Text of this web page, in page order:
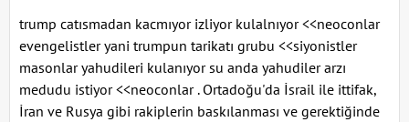
trump catısmadan kacmıyor izliyor kulalnıyor <<neoconlar
evengelistler yani trumpun tarikatı grubu <<siyonistler
masonlar yahudileri kulanıyor su anda yahudiler arzı
medudu istiyor <<neoconlar . Ortadoğu'da İsrail ile ittifak,
İran ve Rusya gibi rakiplerin baskılanması ve gerektiğinde